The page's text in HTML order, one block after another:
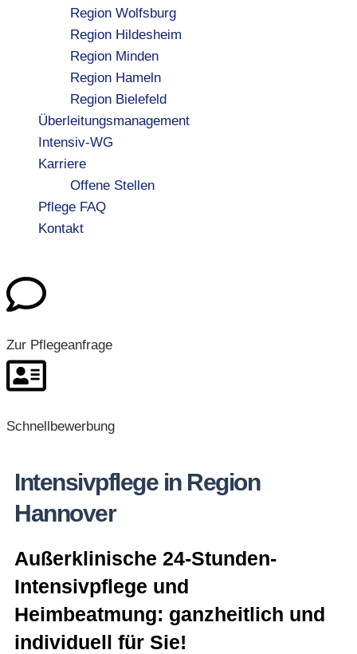
Region Wolfsburg
Region Hildesheim
Region Minden
Region Hameln
Region Bielefeld
Überleitungsmanagement
Intensiv-WG
Karriere
Offene Stellen
Pflege FAQ
Kontakt
Zur Pflegeanfrage
Schnellbewerbung
Intensivpflege in Region
Hannover
Außerklinische 24-Stunden-
Intensivpflege und
Heimbeatmung: ganzheitlich und
individuell für Sie!